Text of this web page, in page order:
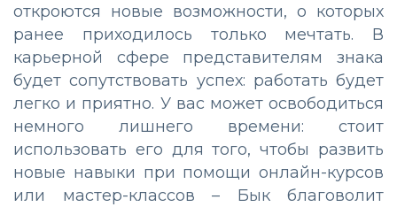
откроются новые возможности, о которых
ранее приходилось только мечтать. В
карьерной сфере представителям знака
будет сопутствовать успех: работать будет
легко и приятно. У вас может освободиться
немного лишнего времени: стоит
использовать его для того, чтобы развить
новые навыки при помощи онлайн-курсов
или мастер-классов – Бык благоволит